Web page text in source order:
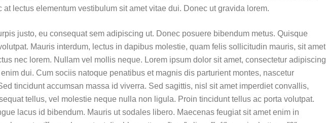
at lectus elementum vestibulum sit amet vitae dui. Donec ut gravida lorem.
justo, eu consequat sem adipiscing ut. Donec posuere bibendum metus. Quisque
Mauris interdum, lectus in dapibus molestie, quam felis sollicitudin mauris, sit amet
nec lorem. Nullam vel mollis neque. Lorem ipsum dolor sit amet, consectetur adipiscing
dui. Cum sociis natoque penatibus et magnis dis parturient montes, nascetur
tincidunt accumsan massa id viverra. Sed sagittis, nisl sit amet imperdiet convallis,
tellus, vel molestie neque nulla non ligula. Proin tincidunt tellus ac porta volutpat.
lacus id bibendum. Mauris ut sodales libero. Maecenas feugiat sit amet enim in